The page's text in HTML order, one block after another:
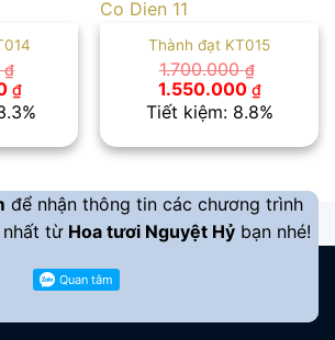
₫
₫Giá
hiện
tại
1.300.000 ₫.
Thành đạt KT015
1.700.000₫
Giá
gốc
là:
1.550.000 ₫Giá
hiện
tại
Tiết kiệm: 8.8%
để nhận thông tin các chương trình
nhất từ Hoa tươi Nguyệt Hỷ bạn nhé!